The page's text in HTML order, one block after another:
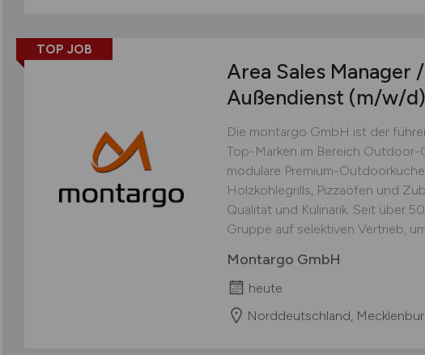
TOP JOB
Area Sales Manager
Außendienst (m/w/d)
Die montargo GmbH ist der
Top-Marken im Bereich
modulare Premium-
Holzkohlegrills, Pizzaöfen und
Qualität und Kulinarik. Seit über
Gruppe auf selektiven Vertrieb,
Montargo GmbH
heute
Norddeutschland,